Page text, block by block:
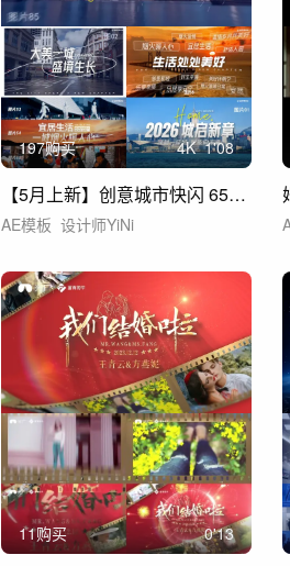
197购买 4K 1'08
【5月上新】创意城市快闪 65秒（55）
AE模板 设计师YiNi
11购买 0'13